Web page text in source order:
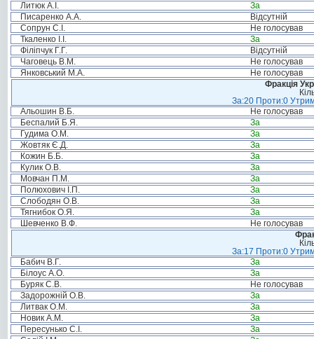
Литюк А.І.
За
Писаренко А.А.
Відсутній
Сопрун С.І.
Не голосував
Ткаленко І.І.
За
Філіпчук Г.Г.
Відсутній
Чаговець В.М.
Не голосував
Янковський М.А.
Не голосував
Фракція
За:20 Проти:0
Альошин В.Б.
Не голосував
Беспалий Б.Я.
За
Гудима О.М.
За
Жовтяк Є.Д.
За
Кожин Б.Б.
За
Кулик О.В.
За
Мовчан П.М.
За
Полюхович І.П.
За
Слободян О.В.
За
Тягнибок О.Я.
За
Шевченко В.Ф.
Не голосував
За:17 Проти:0
Бабич В.Г.
За
Білоус А.О.
За
Буряк С.В.
Не голосував
Задорожній О.В.
За
Литвак О.М.
За
Новик А.М.
За
Пересунько С.І.
За